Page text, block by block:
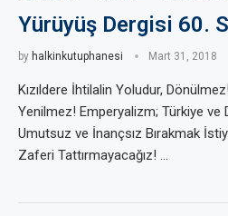
Yürüyüş Dergisi 60.
by halkinkutuphanesi Mart 31, 2018
Kızıldere İhtilalin Yoludur,
Yenilmez! Emperyalizm; Türkiye ve
Umutsuz ve İnançsız Bırakmak
Zaferi Tattırmayacağız! …